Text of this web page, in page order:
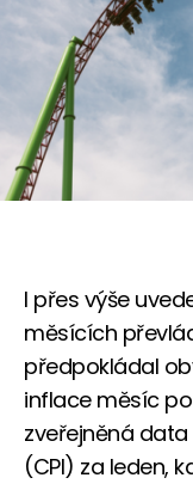
I přes výše
měsících
předpokládal
inflace měsíc
zveřejněná
(CPI) za leden,